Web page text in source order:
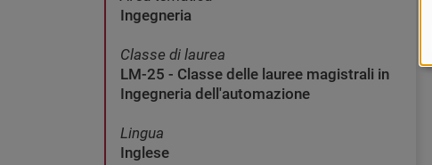
Ingegneria
Classe di laurea
LM-25 - Classe delle lauree magistrali in
Ingegneria dell'automazione
Lingua
Inglese